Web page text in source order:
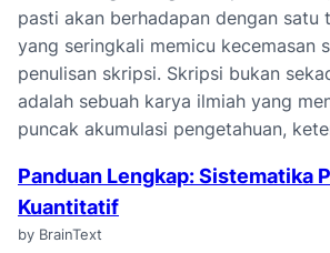
pasti akan berhadapan dengan satu
yang seringkali memicu kecemasan
penulisan skripsi. Skripsi bukan
adalah sebuah karya ilmiah yang
puncak akumulasi pengetahuan,
Panduan Lengkap: Sistematika
Kuantitatif
by BrainText